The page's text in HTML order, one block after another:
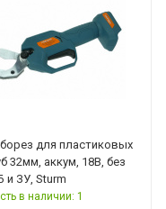
для пластиковых
32мм, аккум, 18В, без
и ЗУ, Sturm
в наличии: 1